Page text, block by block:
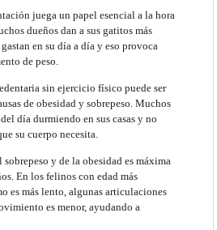
juega un papel esencial a la hora
dueños dan a sus gatitos más
en su día a día y eso provoca
de peso.
sin ejercicio físico puede ser
de obesidad y sobrepeso.Muchos
día durmiendo en sus casas y no
su cuerpo necesita.
y de la obesidad es máxima
En los felinos con edad más
es más lento, algunas articulaciones
es menor, ayudando a